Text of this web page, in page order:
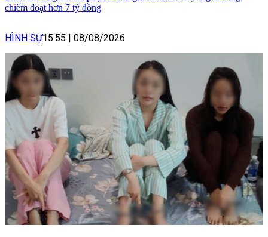
chiếm đoạt hơn 7 tỷ đồng
HÌNH SỰ15:55 08/08/2026